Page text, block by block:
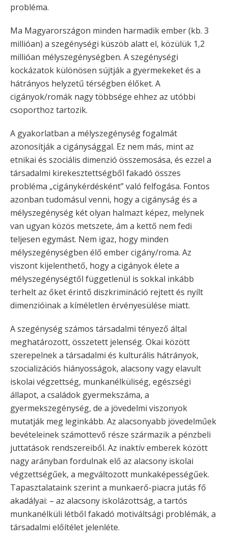
probléma.
Ma Magyarországon minden harmadik ember (kb. 3
millióan) a szegénységi küszöb alatt el, közülük 1,2
millióan mélyszegénységben. A szegénységi
kockázatok különösen sújtják a gyermekeket és a
hátrányos helyzetű térségben élőket. A
cigányok/romák nagy többsége ehhez az utóbbi
csoporthoz tartozik.
A gyakorlatban a mélyszegénység fogalmát
azonosítják a cigánysággal. Ez nem más, mint az
etnikai és szociális dimenzió összemosása, és ezzel a
társadalmi kirekesztettségből fakadó összes
probléma „cigánykérdésként” való felfogása. Fontos
azonban tudomásul venni, hogy a cigányság és a
mélyszegénység két olyan halmazt képez, melynek
van ugyan közös metszete, ám a kettő nem fedi
teljesen egymást. Nem igaz, hogy minden
mélyszegénységben élő ember cigány/roma. Az
viszont kijelenthető, hogy a cigányok élete a
mélyszegénységtől függetlenül is sokkal inkább
terhelt az őket érintő diszkrimináció rejtett és nyílt
dimenzióinak a kíméletlen érvényesülése miatt.
A szegénység számos társadalmi tényező által
meghatározott, összetett jelenség. Okai között
szerepelnek a társadalmi és kulturális hátrányok,
szocializációs hiányosságok, alacsony vagy elavult
iskolai végzettség, munkanélküliség, egészségi
állapot, a családok gyermekszáma, a
gyermekszegénység, de a jövedelmi viszonyok
mutatják meg leginkább. Az alacsonyabb jövedelműek
bevételeinek számottevő része származik a pénzbeli
juttatások rendszereiből. Az inaktív emberek között
nagy arányban fordulnak elő az alacsony iskolai
végzettségűek, a megváltozott munkaképességűek.
Tapasztalataink szerint a munkaerő-piacra jutás fő
akadályai: – az alacsony iskolázottság, a tartós
munkanélküli létből fakadó motiváltsági problémák, a
társadalmi előítélet jelenléte.